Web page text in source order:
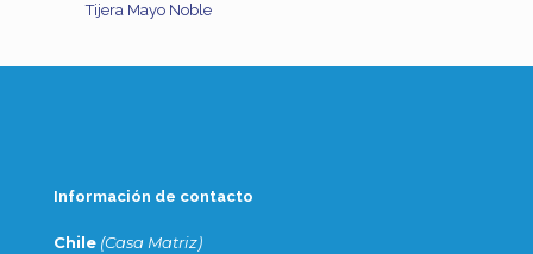
Tijera Mayo Noble
Información de contacto
Chile (Casa Matriz)